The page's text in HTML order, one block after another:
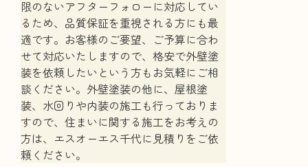
限のないアフターフォローに対応してい
るため、品質保証を重視される方にも最
適です。お客様のご要望、ご予算に合わ
せて対応いたしますので、格安で外壁塗
装を依頼したいという方もお気軽にご相
談ください。外壁塗装の他に、屋根塗
装、水回りや内装の施工も行っておりま
すので、住まいに関する施工をお考えの
方は、エスオーエス千代に見積りをご依
頼ください。